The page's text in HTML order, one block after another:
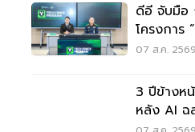
ดีอี จับมือ
โครงการ
Program”
07 ส.ค.
3 ปีข้างห
หลัง AI ฉ